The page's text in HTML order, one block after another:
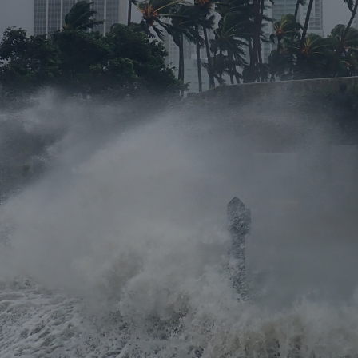
der nicht versicherten
aus
seit 1980